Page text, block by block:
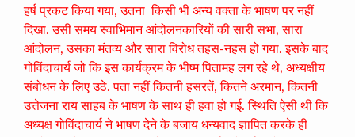
हर्ष प्रकट किया गया, उतना किसी भी अन्य वक्ता के भाषण पर नहीं
दिखा. उसी समय स्वाभिमान आंदोलनकारियों की सारी सभा, सारा
आंदोलन, उसका मंतव्य और सारा विरोध तहस-नहस हो गया. इसके बाद
गोविंदाचार्य जो कि इस कार्यक्रम के भीष्म पितामह लग रहे थे, अध्यक्षीय
संबोधन के लिए उठे. पता नहीं कितनी हसरतें, कितने अरमान, कितनी
उत्तेजना राय साहब के भाषण के साथ ही हवा हो गई. स्थिति ऐसी थी कि
अध्यक्ष गोविंदाचार्य ने भाषण देने के बजाय धन्यवाद ज्ञापित करके ही